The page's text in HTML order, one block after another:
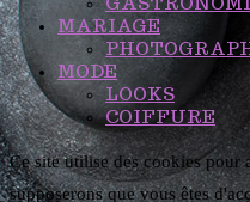
MARIAGE
MODE
LOOKS
COIFFURE
Ce site utilise des cookies pour
supposerons que vous êtes